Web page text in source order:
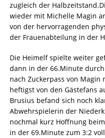
zugleich der
wieder mit Michelle Magin
von der hervorragenden
der Frauenabteilung in der
Die Heimelf spielte weiter
dann in der 66.Minute
nach Zuckerpass von
heftigst von den Gästefans
Brusius befand sich noch
Abwehrspielerin der
nochmal kurz Hoffnung
in der 69.Minute zum 3:2